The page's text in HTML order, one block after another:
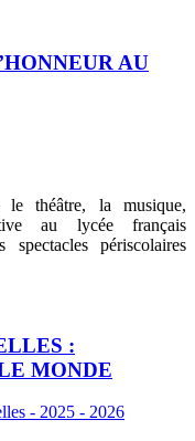
AU
théâtre, la musique,
au lycée français
périscolaires
:
MONDE
- 2025 - 2026